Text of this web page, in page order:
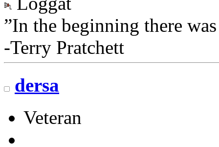
”In the beginning there
-Terry Pratchett
dersa
Veteran